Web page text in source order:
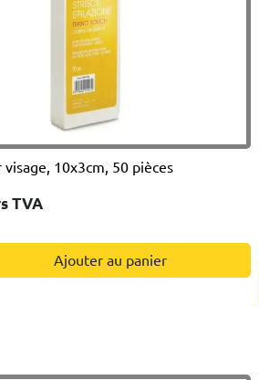
visage, 10x3cm, 50 pièces
TVA
Ajouter au panier